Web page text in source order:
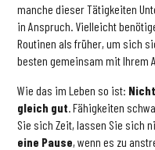
manche dieser Tätigkeiten
in Anspruch. Vielleicht
Routinen als früher, um sich
besten gemeinsam mit Ihrem
Wie das im Leben so ist:
gleich gut . Fähigkeiten
Sie sich Zeit, lassen Sie sich
eine Pause, wenn es zu